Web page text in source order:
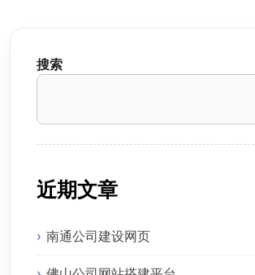
搜索
近期文章
南通公司建设网页